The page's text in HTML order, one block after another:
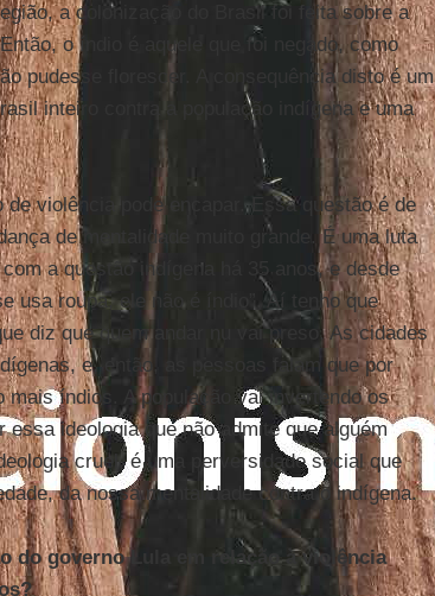
a colonização do Brasil foi feita sobre a
o índio é aquele que foi negado, como
pudesse florescer. A consequência disto é um
inteiro contra a população indígena e uma
violência pode encapar. Essa questão é de
de mentalidade muito grande. É uma luta
a questão indígena há 35 anos, e desde
usa roupa, ele não é índio”. Aí tenho que
diz que quem andar nu vai preso. As cidades
e, então, as pessoas falam que por
índios. A população vai invertendo os
ideologia que não admite que alguém
cruel, é uma perversidade social que
da nossa mentalidade contra o indígena.
do governo Lula em relação à violência